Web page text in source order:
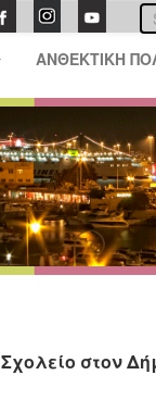
ΑΝΘΕΚΤΙΚΗ
στον